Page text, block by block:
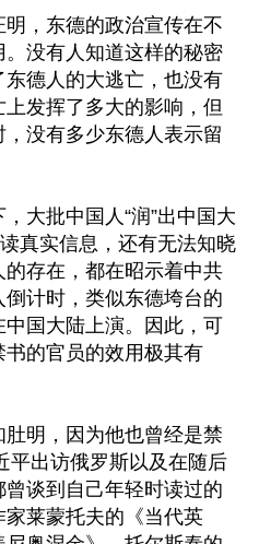
，东德的政治宣传在不
没有人知道这样的秘密
德人的大逃亡，也没有
发挥了多大的影响，但
没有多少东德人表示留
大批中国人“润”出中国大
真实信息，还有无法知晓
存在，都在昭示着中共
计时，类似东德垮台的
国大陆上演。因此，可
的官员的效用极其有
明，因为他也曾经是禁
平出访俄罗斯以及在随后
谈到自己年轻时读过的
莱蒙托夫的《当代英